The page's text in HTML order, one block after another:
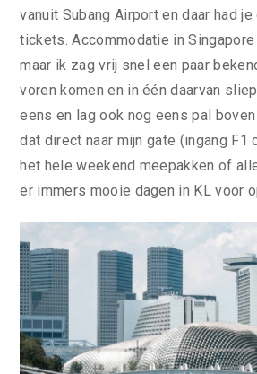
vanuit Subang Airport en daar had
tickets. Accommodatie in
maar ik zag vrij snel een paar
voren komen en in één daarvan
eens en lag ook nog eens pal
dat direct naar mijn gate (ingang F1
het hele weekend meepakken of
er immers mooie dagen in KL voor